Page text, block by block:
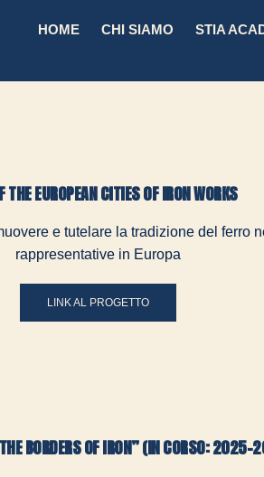
HOME CHI SIAMO STIA
THE EUROPEAN CITIES OF IRON WORKS
e tutelare la tradizione del ferro
rappresentative in Europa
LINK AL PROGETTO
BORDERS OF IRON” (IN CORSO: